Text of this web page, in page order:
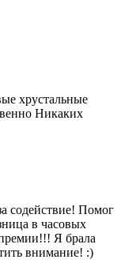
хрустальные
Никаких
содействие! Помог
в часовых
Я брала
внимание! :)